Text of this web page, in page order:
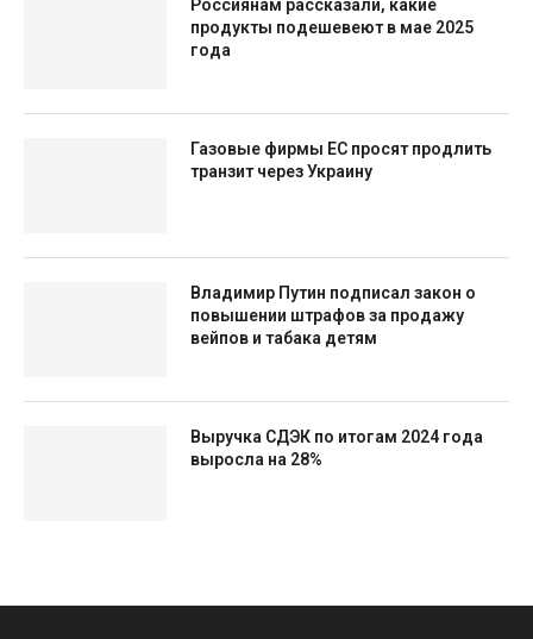
Россиянам рассказали, какие
продукты подешевеют в мае 2025
года
Газовые фирмы ЕС просят продлить
транзит через Украину
Владимир Путин подписал закон о
повышении штрафов за продажу
вейпов и табака детям
Выручка СДЭК по итогам 2024 года
выросла на 28%